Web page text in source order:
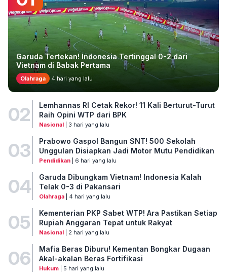
Garuda Tertekan! Indonesia Tertinggal 0-2 dari
Vietnam di Babak Pertama
Olahraga 4 hari yang lalu
02
Lemhannas RI Cetak Rekor! 11 Kali Berturut-Turut
Raih Opini WTP dari BPK
Nasional| 3 hari yang lalu
03
Prabowo Gaspol Bangun SNT! 500 Sekolah
Unggulan Disiapkan Jadi Motor Mutu Pendidikan
Pendidikan| 6 hari yang lalu
04
Garuda Dibungkam Vietnam! Indonesia Kalah
Telak 0-3 di Pakansari
Olahraga| 4 hari yang lalu
05
Kementerian PKP Sabet WTP! Ara Pastikan Setiap
Rupiah Anggaran Tepat untuk Rakyat
Nasional| 2 hari yang lalu
06
Mafia Beras Diburu! Kementan Bongkar Dugaan
Akal-akalan Beras Fortifikasi
Hukum| 5 hari yang lalu